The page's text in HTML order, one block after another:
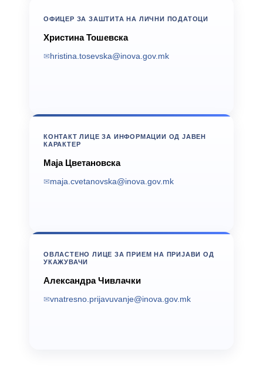
ОФИЦЕР ЗА ЗАШТИТА НА ЛИЧНИ ПОДАТОЦИ
Христина Тошевска
hristina.tosevska@inova.gov.mk
КОНТАКТ ЛИЦЕ ЗА ИНФОРМАЦИИ ОД ЈАВЕН
КАРАКТЕР
Маја Цветановска
maja.cvetanovska@inova.gov.mk
ОВЛАСТЕНО ЛИЦЕ ЗА ПРИЕМ НА ПРИЈАВИ ОД
УКАЖУВАЧИ
Александра Чивлачки
vnatresno.prijavuvanje@inova.gov.mk